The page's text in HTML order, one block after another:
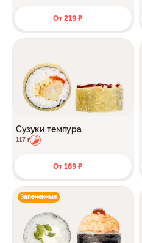
От 219 ₽
Сузуки темпура
117 г
От 189 ₽
Запеченные